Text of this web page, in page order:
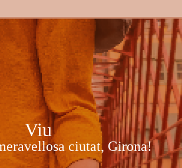
Viu
ciutat, Girona!